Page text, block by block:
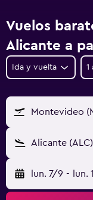
Vuelos
Alicante a
Ida y vuelta 1
Montevideo
Alicante (ALC)
lun. 7/9 - lun.